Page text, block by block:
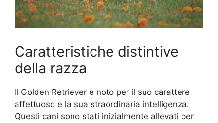
Caratteristiche distintive
della razza
Il Golden Retriever è noto per il suo carattere
affettuoso e la sua straordinaria intelligenza.
Questi cani sono stati inizialmente allevati per